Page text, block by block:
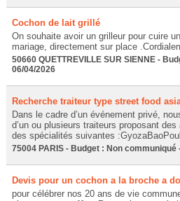
Cochon de lait grillé
On souhaite avoir un grilleur pour cuire
mariage, directement sur place
50660 QUETTREVILLE SUR SIENNE -
06/04/2026
Recherche traiteur type street food
Dans le cadre d’un événement privé,
d’un ou plusieurs traiteurs proposant
des spécialités suivantes
75004 PARIS - Budget : Non communiqué
Devis pour un cochon a la broche a
pour célébrer nos 20 ans de vie